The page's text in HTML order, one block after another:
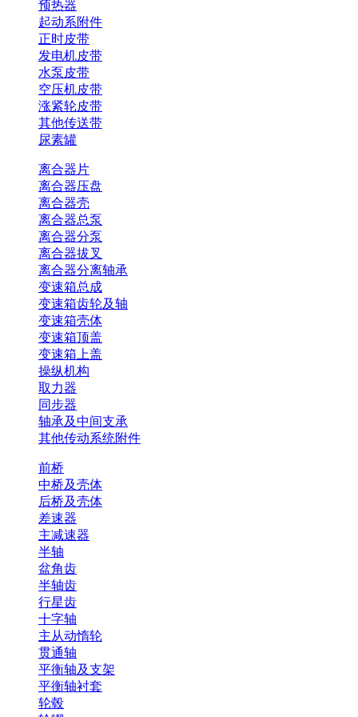
预热器
起动系附件
正时皮带
发电机皮带
水泵皮带
空压机皮带
涨紧轮皮带
其他传送带
尿素罐
离合器片
离合器压盘
离合器壳
离合器总泵
离合器分泵
离合器拔叉
离合器分离轴承
变速箱总成
变速箱齿轮及轴
变速箱壳体
变速箱顶盖
变速箱上盖
操纵机构
取力器
同步器
轴承及中间支承
其他传动系统附件
前桥
中桥及壳体
后桥及壳体
差速器
主减速器
半轴
盆角齿
半轴齿
行星齿
十字轴
主从动惰轮
贯通轴
平衡轴及支架
平衡轴衬套
轮毂